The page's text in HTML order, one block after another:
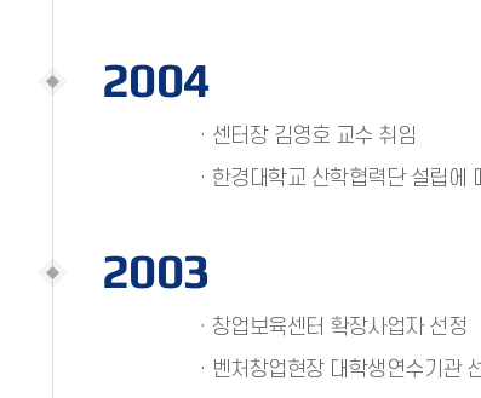
2004
· 센터장 김영호 교수 취임
· 한경대학교 산학협력단 설립에
2003
· 창업보육센터 확장사업자 선정
· 벤처창업현장 대학생연수기관